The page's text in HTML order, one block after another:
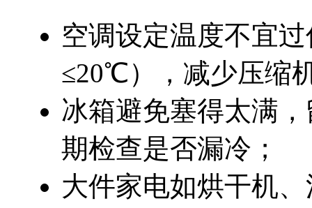
空调设定温度不宜
≤20℃），减少压缩
冰箱避免塞得太满
期检查是否漏冷；
大件家电如烘干机